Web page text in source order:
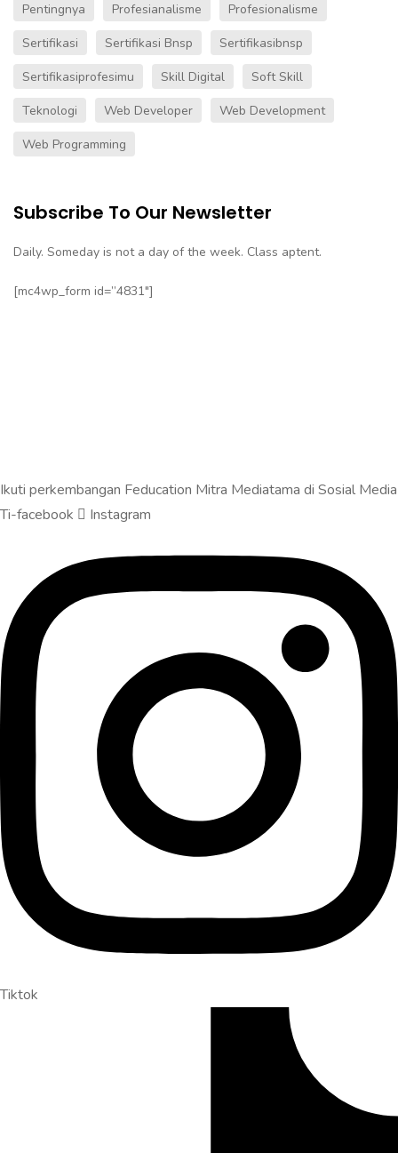
Pentingnya
Profesianalisme
Profesionalisme
Sertifikasi
Sertifikasi Bnsp
Sertifikasibnsp
Sertifikasiprofesimu
Skill Digital
Soft Skill
Teknologi
Web Developer
Web Development
Web Programming
Subscribe To Our Newsletter
Daily. Someday is not a day of the week. Class aptent.
[mc4wp_form id=”4831″]
Ikuti perkembangan Feducation Mitra Mediatama di Sosial Media
Ti-facebook
Instagram
Tiktok